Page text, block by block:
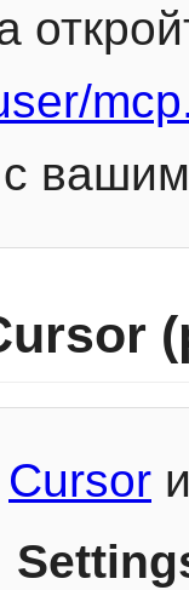
с
Cursor